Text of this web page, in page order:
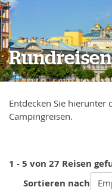
Entdecken Sie hierunter
Campingreisen.
1 - 5 von 27 Reisen
Sortieren nach